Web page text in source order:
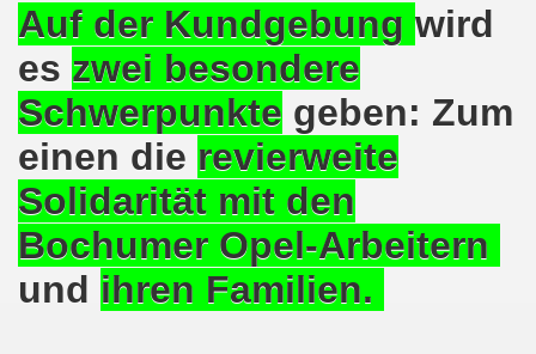
Auf der Kundgebung wird
es zwei besondere
Schwerpunkte geben: Zum
einen die revierweite
Solidarität mit den
Bochumer Opel-Arbeitern
und ihren Familien.
Gelsenkirchener Montagsdemo-Bewegung am
Bewegung am 17.05.2021 setzt Zeichen der Solidarität
am 12.04.2021: Klare Kante gegen Corona-
als einer der Schwerpunkt-Themen am 12.04.2021 der
am 29.03.2021 mit großem Zuspruch -
Bewegung am 29.03.2021 steht konsequent